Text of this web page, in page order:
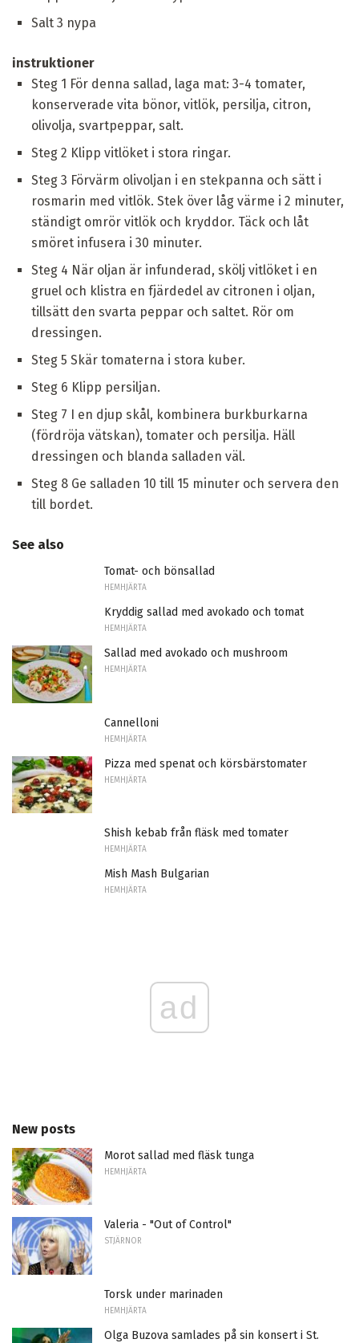
Salt 3 nypa
instruktioner
Steg 1 För denna sallad, laga mat: 3-4 tomater,
konserverade vita bönor, vitlök, persilja, citron,
olivolja, svartpeppar, salt.
Steg 2 Klipp vitlöket i stora ringar.
Steg 3 Förvärm olivoljan i en stekpanna och sätt i
rosmarin med vitlök. Stek över låg värme i 2 minuter,
ständigt omrör vitlök och kryddor. Täck och låt
smöret infusera i 30 minuter.
Steg 4 När oljan är infunderad, skölj vitlöket i en
gruel och klistra en fjärdedel av citronen i oljan,
tillsätt den svarta peppar och saltet. Rör om
dressingen.
Steg 5 Skär tomaterna i stora kuber.
Steg 6 Klipp persiljan.
Steg 7 I en djup skål, kombinera burkburkarna
(fördröja vätskan), tomater och persilja. Häll
dressingen och blanda salladen väl.
Steg 8 Ge salladen 10 till 15 minuter och servera den
till bordet.
See also
Tomat- och bönsallad
HEMHJÄRTA
Kryddig sallad med avokado och tomat
HEMHJÄRTA
Sallad med avokado och mushroom
HEMHJÄRTA
Cannelloni
HEMHJÄRTA
Pizza med spenat och körsbärstomater
HEMHJÄRTA
Shish kebab från fläsk med tomater
HEMHJÄRTA
Mish Mash Bulgarian
HEMHJÄRTA
ad
New posts
Morot sallad med fläsk tunga
HEMHJÄRTA
Valeria - "Out of Control"
STJÄRNOR
Torsk under marinaden
HEMHJÄRTA
Olga Buzova samlades på sin konsert i St.